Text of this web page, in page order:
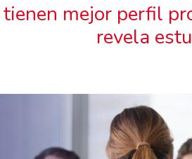
mejor perfil
revela